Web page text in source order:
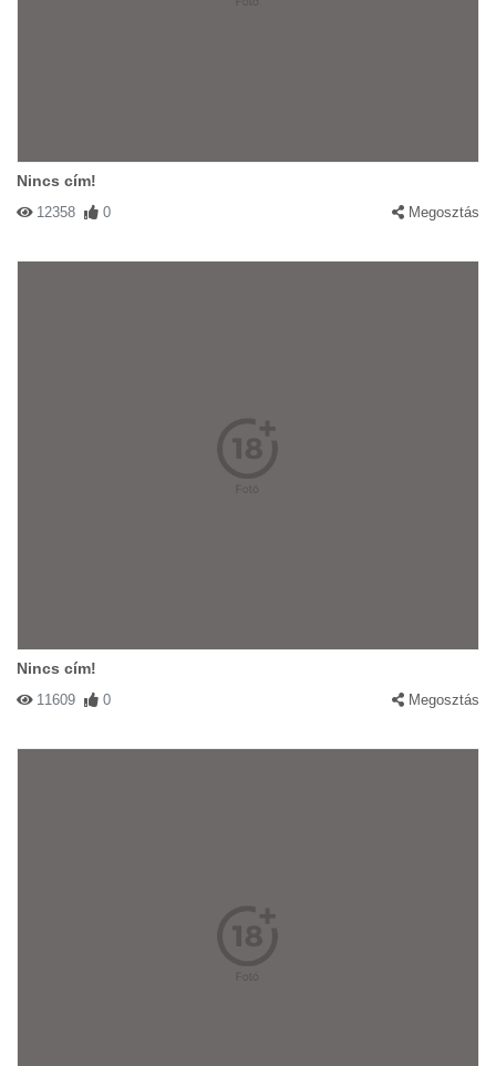
Nincs cím!
12358 0 Megosztás
Nincs cím!
11609 0 Megosztás